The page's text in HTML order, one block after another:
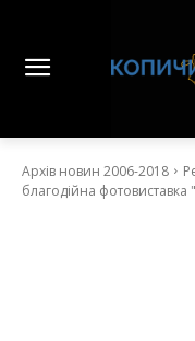
Архів новин 2006-2018
благодійна